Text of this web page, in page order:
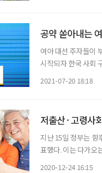
공약 쏟아내는
여아 대선 주자들이
시작되자 한국 사회
2021-07-20 18:18
저출산·고령사
지난 15일 정부는 향
표했다. 이는 다가오
2020-12-24 16:15